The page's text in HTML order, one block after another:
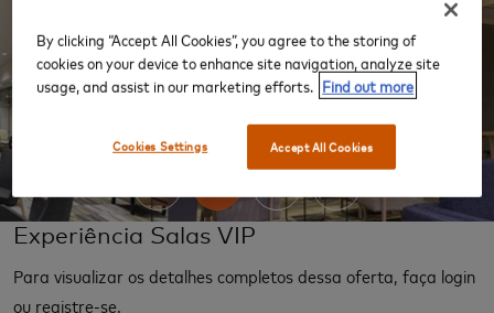
‹
Experiência Salas VIP
Para visualizar os detalhes completos dessa oferta, faça login
ou registre-se.
By clicking “Accept All Cookies”, you agree to the storing of
cookies on your device to enhance site navigation, analyze site
usage, and assist in our marketing efforts. Find out more
Accept All Cookies
Cookies Settings